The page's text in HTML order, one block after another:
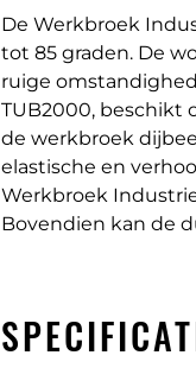
De Werkbroek
tot 85 graden. De
ruige
TUB2000, beschikt
de werkbroek
elastische en
Werkbroek
Bovendien kan de